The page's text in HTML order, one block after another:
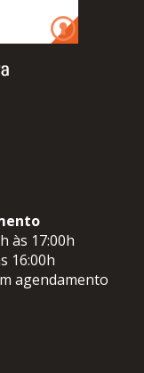
às 17:00h
16:00h
agendamento